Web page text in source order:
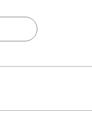
住所検索